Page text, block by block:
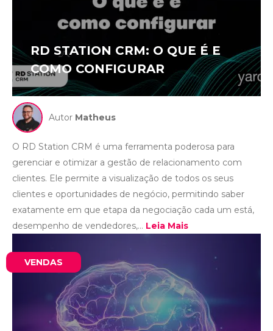
RD STATION CRM: O QUE É E
COMO CONFIGURAR
Autor Matheus
O RD Station CRM é uma ferramenta poderosa para
gerenciar e otimizar a gestão de relacionamento com
clientes. Ele permite a visualização de todos os seus
clientes e oportunidades de negócio, permitindo saber
exatamente em que etapa da negociação cada um está,
desempenho de vendedores,... Leia Mais
VENDAS